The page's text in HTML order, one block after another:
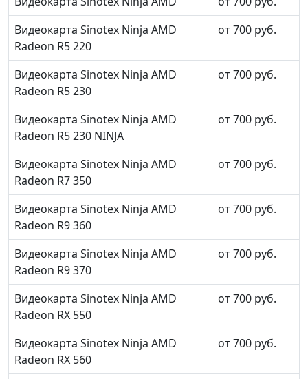
Видеокарта Sinotex Ninja AMD
Radeon R5 220
от 700 руб.
Видеокарта Sinotex Ninja AMD
Radeon R5 230
от 700 руб.
Видеокарта Sinotex Ninja AMD
Radeon R5 230 NINJA
от 700 руб.
Видеокарта Sinotex Ninja AMD
Radeon R7 350
от 700 руб.
Видеокарта Sinotex Ninja AMD
Radeon R9 360
от 700 руб.
Видеокарта Sinotex Ninja AMD
Radeon R9 370
от 700 руб.
Видеокарта Sinotex Ninja AMD
Radeon RX 550
от 700 руб.
Видеокарта Sinotex Ninja AMD
Radeon RX 560
от 700 руб.